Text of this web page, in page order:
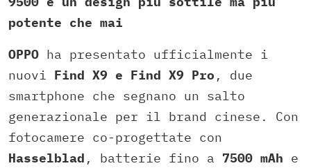
potente che mai
OPPO ha presentato ufficialmente i
nuovi Find X9 e Find X9 Pro , due
smartphone che segnano un salto
generazionale per il brand cinese. Con
fotocamere co-progettate con
Hasselblad , batterie fino a 7500 mAh e